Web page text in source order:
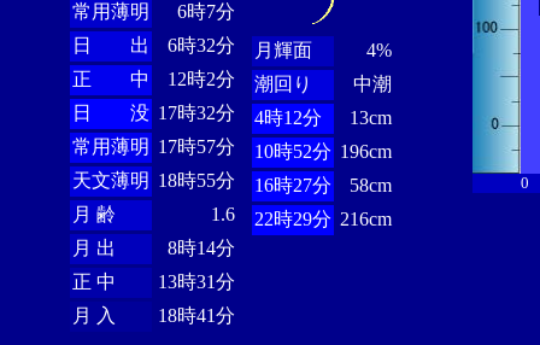
常用薄明
6時7分
日 出
6時32分
正 中
12時2分
日 没 17時32分
常用薄明 17時57分
天文薄明 18時55分
月 齢
1.6
月 出
8時14分
正 中
13時31分
月 入
18時41分
月輝面
4%
潮回り
中潮
4時12分
13cm
10時52分 196cm
16時27分
58cm
22時29分 216cm
0